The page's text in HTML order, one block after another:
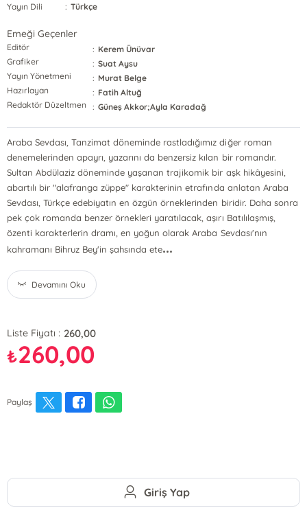
Yayın Dili
: Türkçe
Emeği Geçenler
Editör : Kerem Ünüvar
Grafiker
: Suat Aysu
Yayın Yönetmeni
: Murat Belge
Hazırlayan
: Fatih Altuğ
Redaktör Düzeltmen
: Güneş Akkor;Ayla Karadağ
Araba Sevdası, Tanzimat döneminde rastladığımız diğer roman
denemelerinden apayrı, yazarını da benzersiz kılan bir romandır.
Sultan Abdülaziz döneminde yaşanan trajikomik bir aşk hikâyesini,
abartılı bir "alafranga züppe" karakterinin etrafında anlatan Araba
Sevdası, Türkçe edebiyatın en özgün örneklerinden biridir. Daha sonra
pek çok romanda benzer örnekleri yaratılacak, aşırı Batılılaşmış,
özenti karakterlerin dramı, en yoğun olarak Araba Sevdası'nın
kahramanı Bihruz Bey'in şahsında ete...
Devamını Oku
Liste Fiyatı : 260,00
₺260,00
Paylaş
Giriş Yap